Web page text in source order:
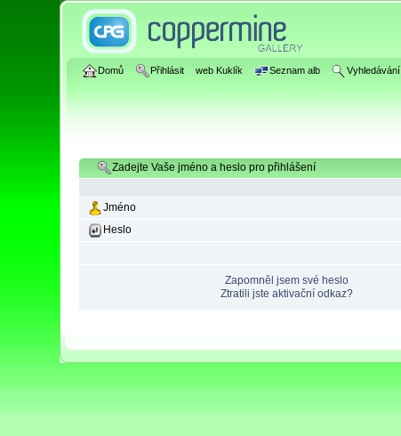
Domů Přihlásit web Kuklík Seznam alb Vyhledávání
Zadejte Vaše jméno a heslo pro přihlášení
Jméno
Heslo
Zapomněl jsem své heslo
Ztratili jste aktivační odkaz?